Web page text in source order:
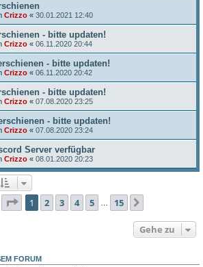
Crizzo « 30.01.2021 12:40
- bitte updaten!
Crizzo « 06.11.2020 20:44
- bitte updaten!
Crizzo « 06.11.2020 20:42
- bitte updaten!
Crizzo « 07.08.2020 23:25
- bitte updaten!
Crizzo « 07.08.2020 23:24
Server verfügbar
Crizzo « 08.01.2020 20:23
Seite 1von 15
1 2 3 4 5 15
Gehe zu
FORUM